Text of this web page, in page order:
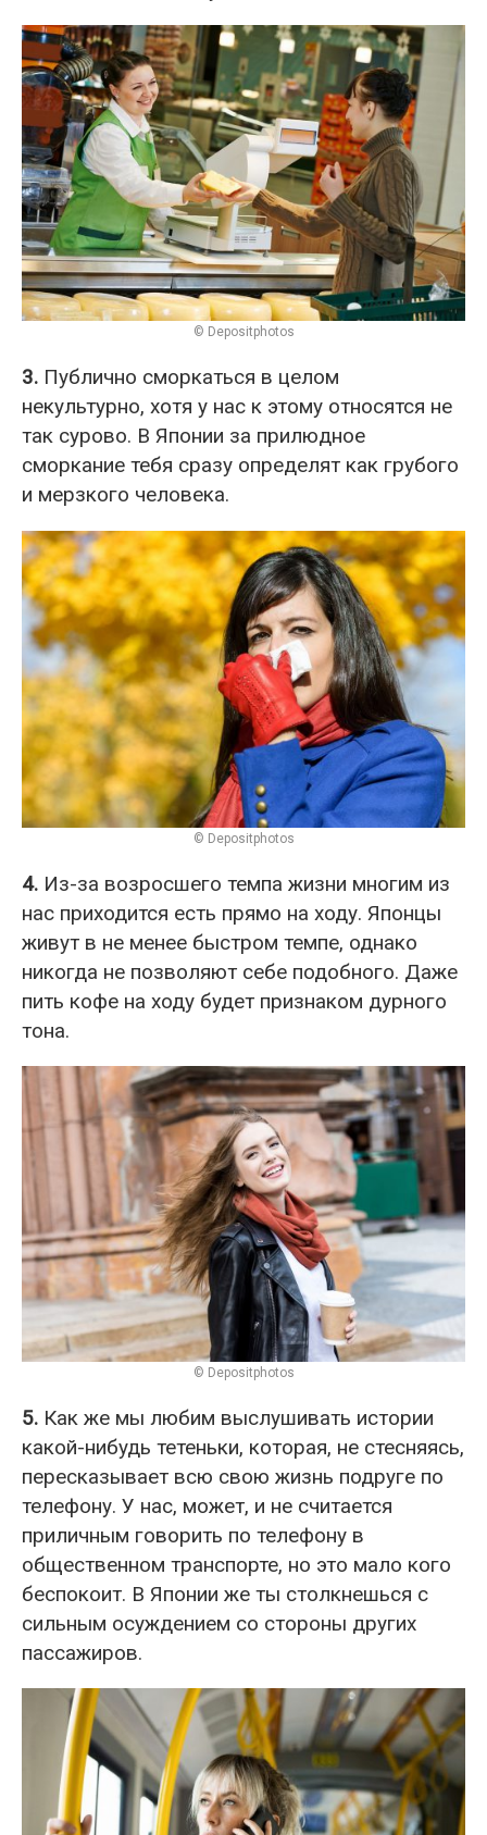
© Depositphotos
3. Публично сморкаться в целом
некультурно, хотя у нас к этому относятся не
так сурово. В Японии за прилюдное
сморкание тебя сразу определят как грубого
и мерзкого человека.
© Depositphotos
4. Из-за возросшего темпа жизни многим из
нас приходится есть прямо на ходу. Японцы
живут в не менее быстром темпе, однако
никогда не позволяют себе подобного. Даже
пить кофе на ходу будет признаком дурного
тона.
© Depositphotos
5. Как же мы любим выслушивать истории
какой-нибудь тетеньки, которая, не стесняясь,
пересказывает всю свою жизнь подруге по
телефону. У нас, может, и не считается
приличным говорить по телефону в
общественном транспорте, но это мало кого
беспокоит. В Японии же ты столкнешься с
сильным осуждением со стороны других
пассажиров.